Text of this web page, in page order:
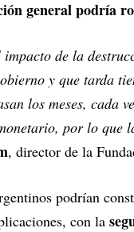
general podría
impacto de la
y que tarda
los meses, cada
por lo que
, director de la
podrían
con la